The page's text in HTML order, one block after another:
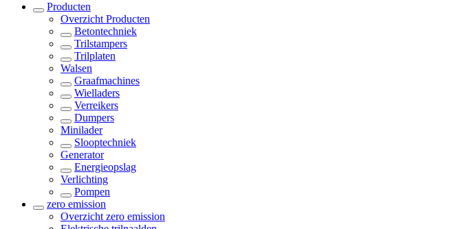
Producten
Overzicht Producten
Betontechniek
Trilstampers
Trilplaten
Walsen
Graafmachines
Wielladers
Verreikers
Dumpers
Minilader
Slooptechniek
Generator
Energieopslag
Verlichting
Pompen
zero emission
Overzicht zero emission